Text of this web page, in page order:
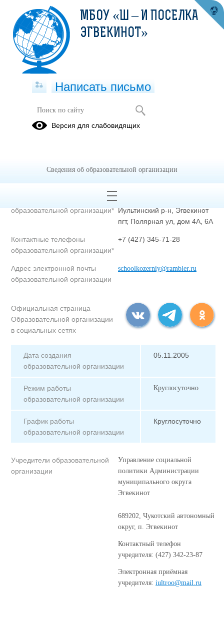
Полное наименование
образовательной организации* общеобразовательное
Сокращенное наименование
МБОУ «Ш – И поселка
образовательной организации* Иультинский р-н, Эгвекинот
пгт, Полярная ул, дом 4А, 6А
Контактные телефоны
образовательной организации*
+7 (427) 345-71-28
Адрес электронной почты
образовательной организации
schoolkozerniy@rambler.ru
Официальная страница
Образовательной организации
в социальных сетях
Дата создания
образовательной организации
05.11.2005
Режим работы
образовательной организации
Круглосуточно
График работы
образовательной организации
Круглосуточно
Учредители образовательной
организации
Управление социальной
политики Администрации
муниципального округа
Эгвекинот
689202, Чукотский автономный
округ, п. Эгвекинот
Контактный телефон
учредителя: (427) 342-23-87
Электронная приёмная
учредителя: iultroo@mail.ru
МБОУ «Ш – И ПОСЕЛКА
ЭГВЕКИНОТ»
Написать письмо
Версия для слабовидящих
Сведения об образовательной организации